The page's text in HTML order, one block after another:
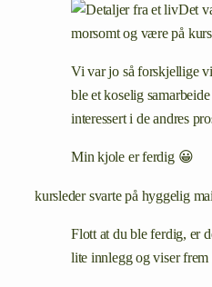
Det
morsomt og være på
Vi var jo så forskjellige
ble et koselig
interessert i de andres
Min kjole er ferdig 😀
kursleder svarte på hyggelig
Flott at du ble ferdig, er
lite innlegg og viser